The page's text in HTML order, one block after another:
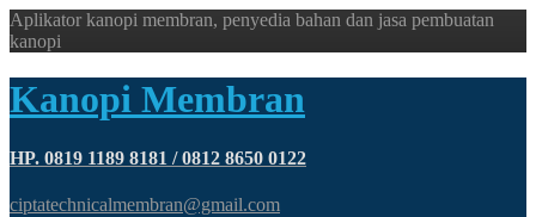
Aplikator kanopi membran, penyedia bahan dan jasa pembuatan
kanopi
Kanopi Membran
HP. 0819 1189 8181 / 0812 8650 0122
ciptatechnicalmembran@gmail.com